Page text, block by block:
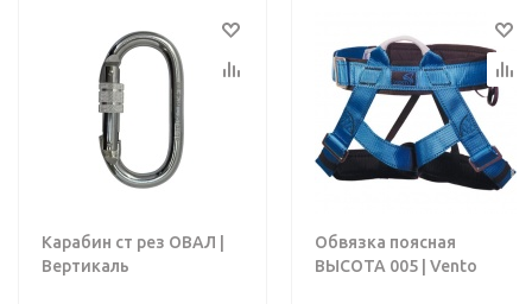
Карабин ст рез ОВАЛ |
Вертикаль
Обвязка поясная
ВЫСОТА 005 | Vento